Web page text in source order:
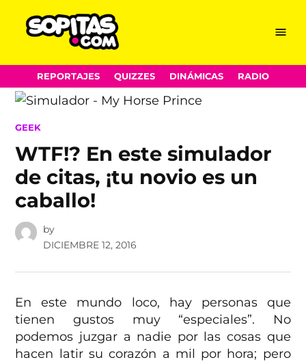
Skip
to
content
Menu
REPORTAJES QUIZZES DINÁMICAS RADIO
POSTED
GEEK
WTF!? En este simulador
de citas, ¡tu novio es un
caballo!
by
DICIEMBRE 12, 2016
En este mundo loco, hay personas que
tienen gustos muy “especiales”. No
podemos juzgar a nadie por las cosas que
hacen latir su corazón a mil por hora; pero